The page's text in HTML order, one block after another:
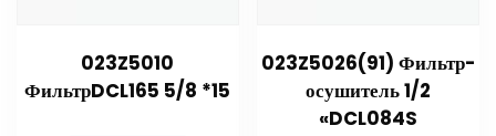
023Z5010
ФильтрDCL165 5/8 *15
023Z5026(91) Фильтр-
осушитель 1/2
«DCL084S